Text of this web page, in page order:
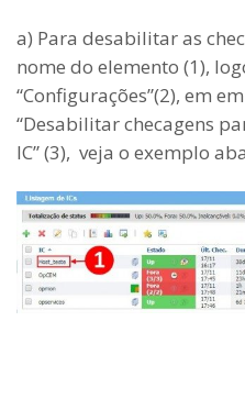
a) Para desabilitar as
nome do elemento (1),
“Configurações”(2), em
“Desabilitar checagens
IC” (3), veja o exemplo